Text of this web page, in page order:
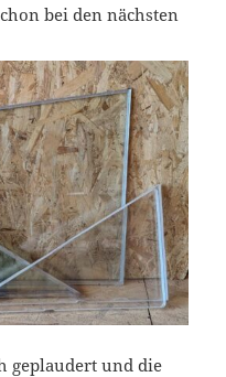
bei den nächsten
geplaudert und die